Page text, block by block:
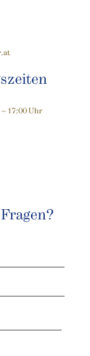
– 17:00 Uhr